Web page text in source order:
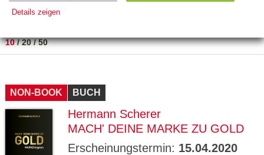
PREIS
10/20/50
NON-BOOK BUCH
Hermann Scherer
MACH' DEINE MARKE ZU GOLD
Erscheinungstermin: 15.04.2020
Details zeigen
Name Zweck
ESSION
_ID
verlag.
de
Session verwendet
GV_CO
gabal-
Speichert den Zustimmungsstatus des
Domäne.
ge
T
P